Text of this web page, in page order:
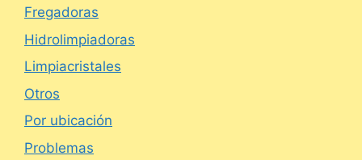
Fregadoras
Hidrolimpiadoras
Limpiacristales
Otros
Por ubicación
Problemas